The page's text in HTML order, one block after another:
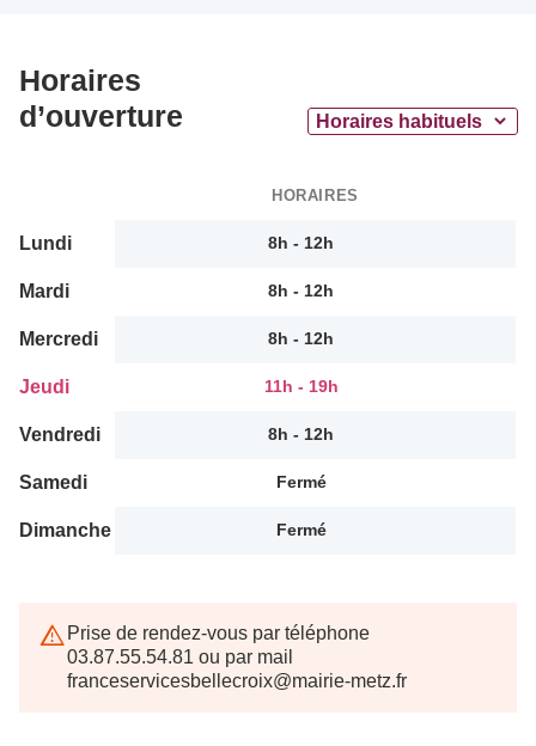
Horaires
d’ouverture
HORAIRES
Lundi 8h - 12h
Mardi 8h - 12h
Mercredi 8h - 12h
Jeudi 11h - 19h
Vendredi 8h - 12h
Samedi Fermé
Dimanche Fermé
Prise de rendez-vous par téléphone
03.87.55.54.81 ou par mail
franceservicesbellecroix@mairie-metz.fr